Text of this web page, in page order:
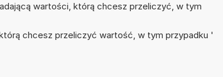
wartości, którą chcesz przeliczyć, w tym
chcesz przeliczyć wartość, w tym przypadku '